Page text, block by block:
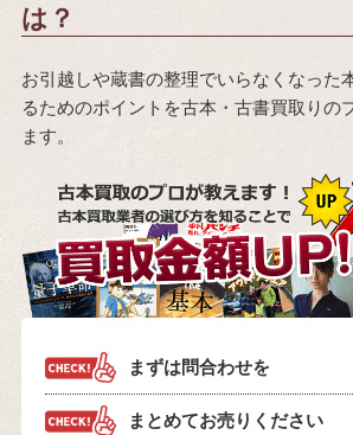
は？
お引越しや蔵書の整理でいらなくなった
るためのポイントを古本・古書買取りの
ます。
まずは問合わせを
まとめてお売りください